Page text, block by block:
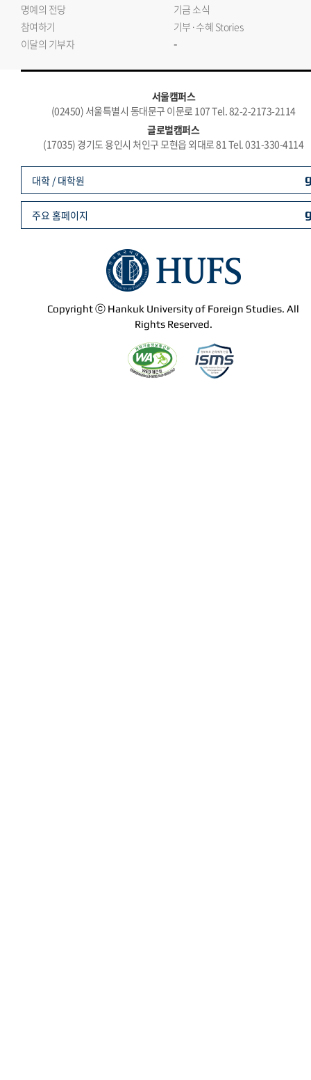
명예의 전당
기금 소식
참여하기
기부·수혜 Stories
이달의 기부자
-
서울캠퍼스
(02450) 서울특별시 동대문구 이문로 107 Tel. 82-2-2173-2114
글로벌캠퍼스
(17035) 경기도 용인시 처인구 모현읍 외대로 81 Tel. 031-330-4114
Copyright ⓒ Hankuk University of Foreign Studies. All
Rights Reserved.
대학 / 대학원
주요 홈페이지